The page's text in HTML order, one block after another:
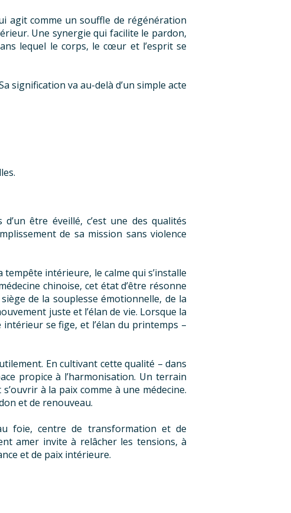
agit comme un souffle de régénération
Une synergie qui facilite le pardon,
lequel le corps, le cœur et l’esprit se
signification va au-delà d’un simple acte
être éveillé, c’est une des qualités
de sa mission sans violence
tempête intérieure, le calme qui s’installe
chinoise, cet état d’être résonne
de la souplesse émotionnelle, de la
juste et l’élan de vie. Lorsque la
se fige, et l’élan du printemps –
En cultivant cette qualité – dans
propice à l’harmonisation. Un terrain
à la paix comme à une médecine.
et de renouveau.
foie, centre de transformation et de
amer invite à relâcher les tensions, à
et de paix intérieure.